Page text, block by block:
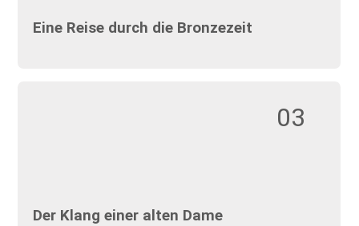
Eine Reise durch die Bronzezeit
03
Der Klang einer alten Dame